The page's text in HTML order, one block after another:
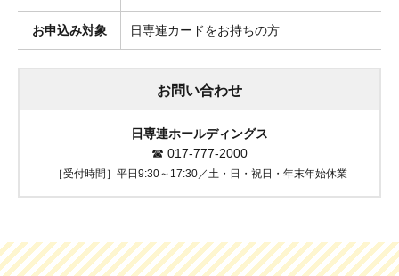
お申込み対象 日専連カードをお持ちの方
お問い合わせ
日専連ホールディングス
☎ 017-777-2000
［受付時間］平日9:30～17:30／土・日・祝日・年末年始休業